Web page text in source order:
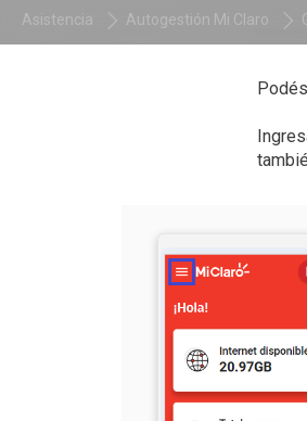
Asistencia Autogestión Mi Claro